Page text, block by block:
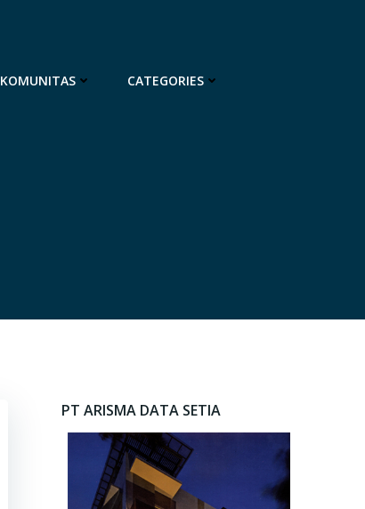
KOMUNITAS CATEGORIES
PT ARISMA DATA SETIA